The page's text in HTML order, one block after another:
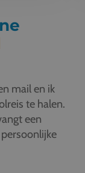
het
mail en ik
te halen.
een